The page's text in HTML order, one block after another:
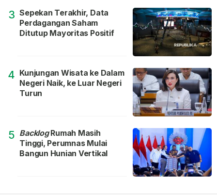
3 Sepekan Terakhir, Data
Perdagangan Saham
Ditutup Mayoritas Positif
4 Kunjungan Wisata ke Dalam
Negeri Naik, ke Luar Negeri
Turun
5 BacklogRumah Masih
Tinggi, Perumnas Mulai
Bangun Hunian Vertikal